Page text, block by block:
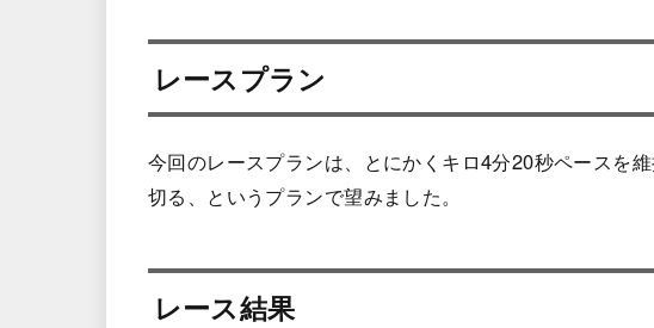
レースプラン
今回のレースプランは、とにかくキロ4分20秒ペースを
切る、というプランで望みました。
レース結果